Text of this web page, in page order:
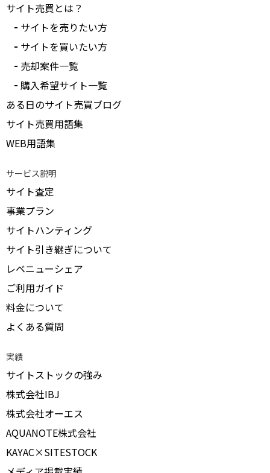
サイト売買とは？
サイトを売りたい方
サイトを買いたい方
売却案件一覧
購入希望サイト一覧
ある日のサイト売買ブログ
サイト売買用語集
WEB用語集
サービス説明
サイト査定
事業プラン
サイトハンティング
サイト引き継ぎについて
レベニューシェア
ご利用ガイド
料金について
よくある質問
実績
サイトストックの強み
株式会社IBJ
株式会社オーエス
AQUANOTE株式会社
KAYAC×SITESTOCK